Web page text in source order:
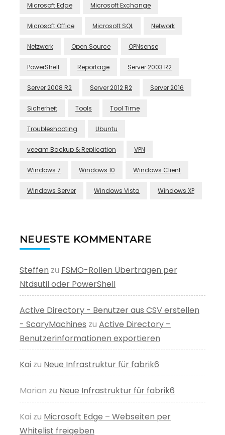
Microsoft Edge Microsoft Exchange
Microsoft Office Microsoft SQL Network
Netzwerk Open Source OPNsense
PowerShell Reportage Server 2003 R2
Server 2008 R2 Server 2012 R2 Server 2016
Sicherheit Tools Tool Time
Troubleshooting Ubuntu
veeam Backup & Replication VPN
Windows 7 Windows 10 Windows Client
Windows Server Windows Vista Windows XP
NEUESTE KOMMENTARE
Steffen zu FSMO-Rollen Übertragen per
Ntdsutil oder PowerShell
Active Directory - Benutzer aus CSV erstellen
- ScaryMachines zu Active Directory –
Benutzerinformationen exportieren
Kai zu Neue Infrastruktur für fabrik6
Marian zu Neue Infrastruktur für fabrik6
Kai zu Microsoft Edge – Webseiten per
Whitelist freigeben